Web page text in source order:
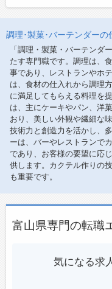
調理･製菓･バーテンダーの
「調理・製菓・バーテンダ
たす専門職です。調理は、
事であり、レストランやホ
は、食材の仕入れから調理
に満足してもらえる料理を
は、主にケーキやパン、洋
おり、美しい外観や繊細な
技術力と創造力を活かし、
ーは、バーやレストランで
であり、お客様の要望に応
供します。カクテル作りの
も重要です。
富山県専門の転職
気になる求